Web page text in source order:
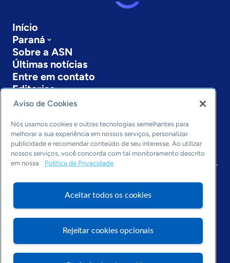
Início
Paraná
Sobre a ASN
Últimas notícias
Entre em contato
Editorias
Economia & Política
Inovação & Tecnologia
Cultura empreendedora
Dados
Arquivo
Aviso de Cookies
Nós usamos cookies e outras tecnologias semelhantes para
melhorar a sua experiência em nossos serviços, personalizar
publicidade e recomendar conteúdo de seu interesse. Ao utilizar
nossos serviços, você concorda com tal monitoramento descrito
em nossa
Política de Privacidade
Aceitar todos os cookies
Rejeitar cookies opcionais